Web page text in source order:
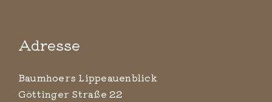
Adresse
Baumhoers Lippeauenblick
Göttinger Straße 22